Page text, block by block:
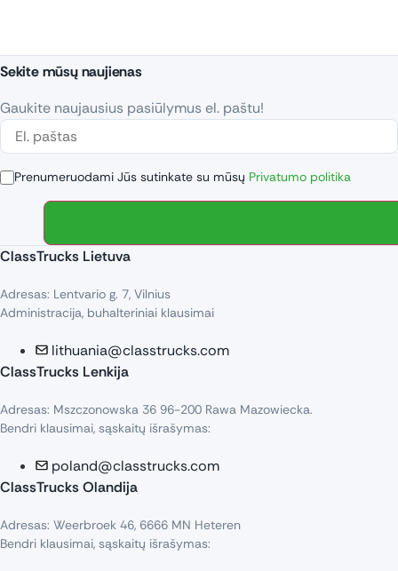
Sekite mūsų naujienas
Gaukite naujausius pasiūlymus el. paštu!
Prenumeruodami Jūs sutinkate su mūsų Privatumo politika
ClassTrucks Lietuva
Adresas: Lentvario g. 7, Vilnius
Administracija, buhalteriniai klausimai
lithuania@classtrucks.com
ClassTrucks Lenkija​
Adresas: Mszczonowska 36 96-200 Rawa Mazowiecka.
Bendri klausimai, sąskaitų išrašymas:
poland@classtrucks.com
ClassTrucks Olandija​
Adresas: Weerbroek 46, 6666 MN Heteren
Bendri klausimai, sąskaitų išrašymas: